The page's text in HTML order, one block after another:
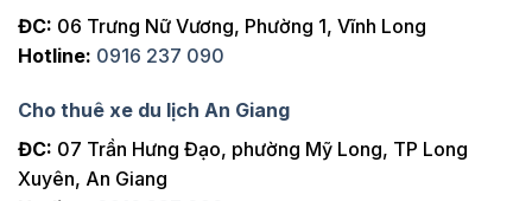
ĐC: 06 Trưng Nữ Vương, Phường 1, Vĩnh Long
Hotline: 0916 237 090
Cho thuê xe du lịch An Giang
ĐC: 07 Trần Hưng Đạo, phường Mỹ Long, TP Long
Xuyên, An Giang